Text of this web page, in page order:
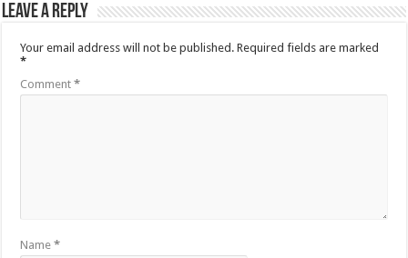
Leave a Reply
Your email address will not be published. Required fields are marked
*
Comment*
Name*